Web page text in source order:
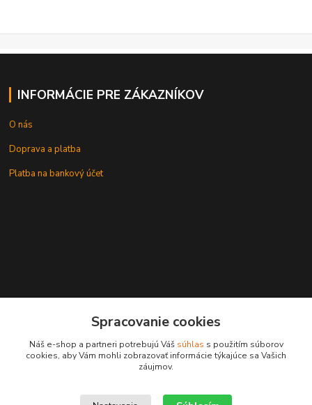
INFORMÁCIE PRE ZÁKAZNÍKOV
O nás
Doprava a platba
Platba na bankový účet
leksunsro@gmail.com
Spracovanie cookies
Náš e-shop a partneri potrebujú Váš súhlas s použitím súborov
cookies, aby Vám mohli zobrazovať informácie týkajúce sa Vašich
záujmov.